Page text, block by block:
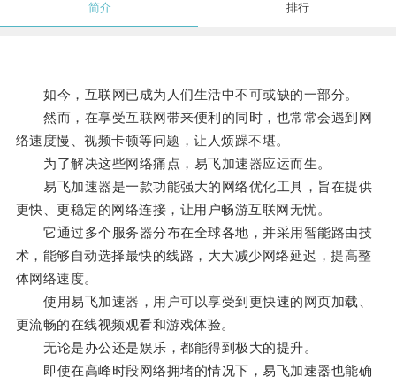
简介 排行
如今，互联网已成为人们生活中不可或缺的一部分。
然而，在享受互联网带来便利的同时，也常常会遇到网
络速度慢、视频卡顿等问题，让人烦躁不堪。
为了解决这些网络痛点，易飞加速器应运而生。
易飞加速器是一款功能强大的网络优化工具，旨在提供
更快、更稳定的网络连接，让用户畅游互联网无忧。
它通过多个服务器分布在全球各地，并采用智能路由技
术，能够自动选择最快的线路，大大减少网络延迟，提高整
体网络速度。
使用易飞加速器，用户可以享受到更快速的网页加载、
更流畅的在线视频观看和游戏体验。
无论是办公还是娱乐，都能得到极大的提升。
即使在高峰时段网络拥堵的情况下，易飞加速器也能确